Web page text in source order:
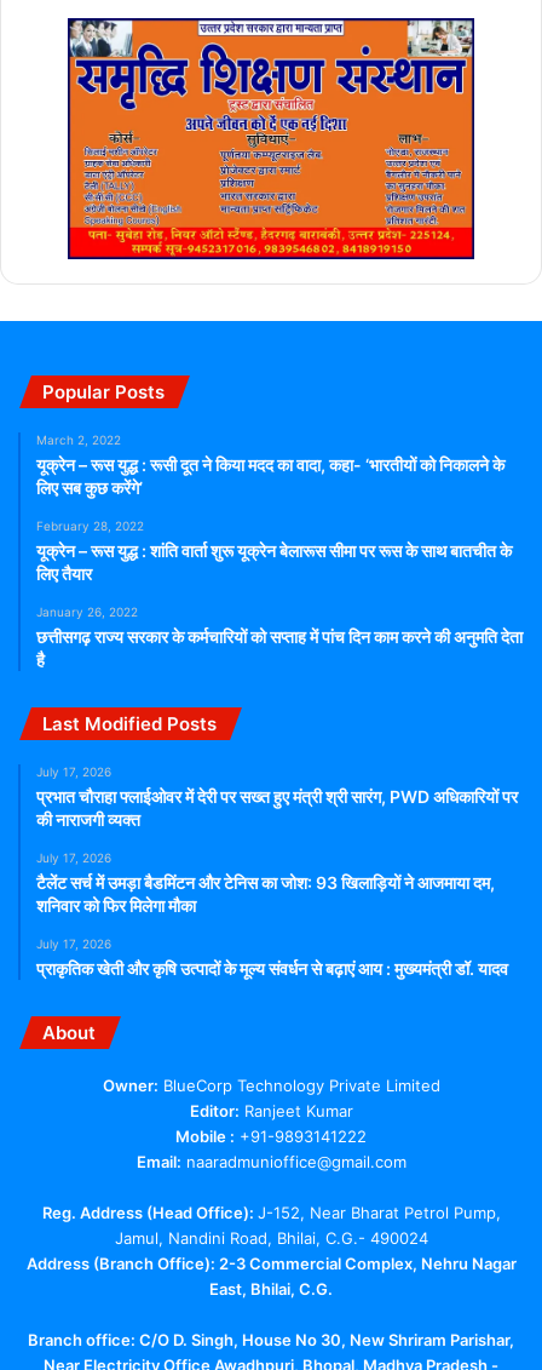
Popular Posts
March 2, 2022
यूक्रेन – रूस युद्ध : रूसी दूत ने किया मदद का वादा, कहा- ‘भारतीयों को निकालने के
लिए सब कुछ करेंगे’
February 28, 2022
यूक्रेन – रूस युद्ध : शांति वार्ता शुरू यूक्रेन बेलारूस सीमा पर रूस के साथ बातचीत के
लिए तैयार
January 26, 2022
छत्तीसगढ़ राज्य सरकार के कर्मचारियों को सप्ताह में पांच दिन काम करने की अनुमति देता
है
Last Modified Posts
July 17, 2026
प्रभात चौराहा फ्लाईओवर में देरी पर सख्त हुए मंत्री श्री सारंग, PWD अधिकारियों पर
की नाराजगी व्यक्त
July 17, 2026
टैलेंट सर्च में उमड़ा बैडमिंटन और टेनिस का जोश: 93 खिलाड़ियों ने आजमाया दम,
शनिवार को फिर मिलेगा मौका
July 17, 2026
प्राकृतिक खेती और कृषि उत्पादों के मूल्य संवर्धन से बढ़ाएं आय : मुख्यमंत्री डॉ. यादव
About
Owner: BlueCorp Technology Private Limited
Editor: Ranjeet Kumar
Mobile : +91-9893141222
Email: naaradmunioffice@gmail.com
Reg. Address (Head Office): J-152, Near Bharat Petrol Pump,
Jamul, Nandini Road, Bhilai, C.G.- 490024
Address (Branch Office): 2-3 Commercial Complex, Nehru Nagar
East, Bhilai, C.G.
Branch office: C/O D. Singh, House No 30, New Shriram Parishar,
Near Electricity Office Awadhpuri, Bhopal, Madhya Pradesh -